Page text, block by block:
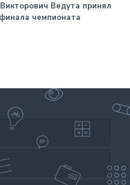
Ведута принял
чемпионата